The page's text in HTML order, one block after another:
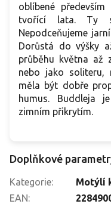
oblíbené
tvořící lata. Ty
Nepodceňujeme
Dorůstá do výšky
průběhu května až
nebo jako soliteru,
měla být dobře
humus. Buddleja
zimním přikrytím.
Doplňkové
Kategorie:
Motýlí
EAN: